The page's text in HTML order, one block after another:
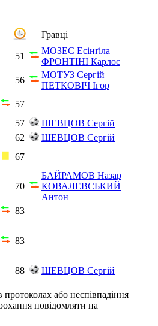
Гравці
51
МОЗЕС Есінґіла
ФРОНТІНІ Карлос
56
МОТУЗ Сергій
ПЕТКОВІЧ Ігор
57
57
ШЕВЦОВ Сергій
62
ШЕВЦОВ Сергій
67
70
БАЙРАМОВ Назар
КОВАЛЕВСЬКИЙ
Антон
83
83
88 ШЕВЦОВ Сергій
протоколах або неспівпадіння
повідомляти на